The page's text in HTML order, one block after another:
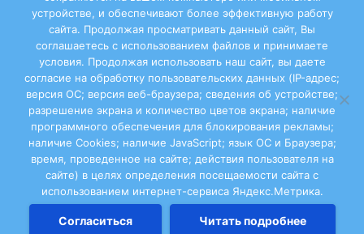
Двиноважье
Сайт работает на WordPress|Тема:Newsup, автор
Themeansar
Кастом
устройстве, и обеспечивают более эффективную работу
сайта. Продолжая просматривать данный сайт, Вы
соглашаетесь с использованием файлов и принимаете
условия. Продолжая использовать наш сайт, вы даете
согласие на обработку пользовательских данных (IP-адрес;
версия ОС; версия веб-браузера; сведения об устройстве;
разрешение экрана и количество цветов экрана; наличие
программного обеспечения для блокирования рекламы;
наличие Cookies; наличие JavaScript; язык ОС и Браузера;
время, проведенное на сайте; действия пользователя на
сайте) в целях определения посещаемости сайта с
использованием интернет-сервиса Яндекс.Метрика.
Согласиться Читать подробнее